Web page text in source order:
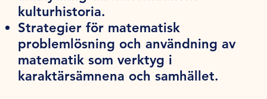
kulturhistoria.
Strategier för matematisk
problemlösning och användning av
matematik som verktyg i
karaktärsämnena och samhället.